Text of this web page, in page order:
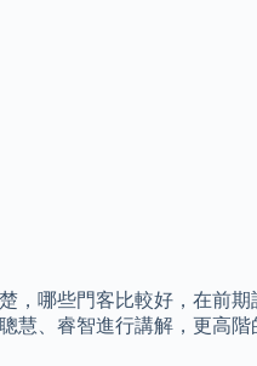
，哪些門客比較好，在前
慧、睿智進行講解，更高